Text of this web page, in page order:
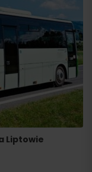
Liptowie